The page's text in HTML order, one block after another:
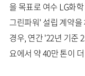
을 목표로 여수 LG화
그린파워' 설립 계약
경우, 연간 '22년 기준
요에서 약 40만 톤이